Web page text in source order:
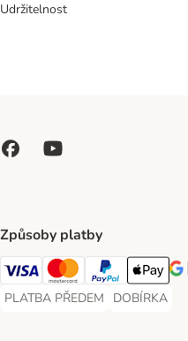
Udržitelnost
Způsoby platby
Visa Payment Method
Mastercard Payment
PayPal Payment
Apple pay
PLATBA PŘEDEM
PLATBA PŘEDEM Payment
DOBÍRKA
DOBÍRKA